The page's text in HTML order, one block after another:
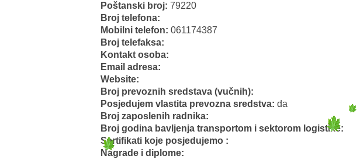
Poštanski broj: 79220
Broj telefona:
Mobilni telefon: 061174387
Broj telefaksa:
Kontakt osoba:
Email adresa:
Website:
Broj prevoznih sredstava (vučnih):
Posjedujem vlastita prevozna sredstva: da
Broj zaposlenih radnika:
Broj godina bavljenja transportom i sektorom logistike:
Sertifikati koje posjedujemo :
Nagrade i diplome: